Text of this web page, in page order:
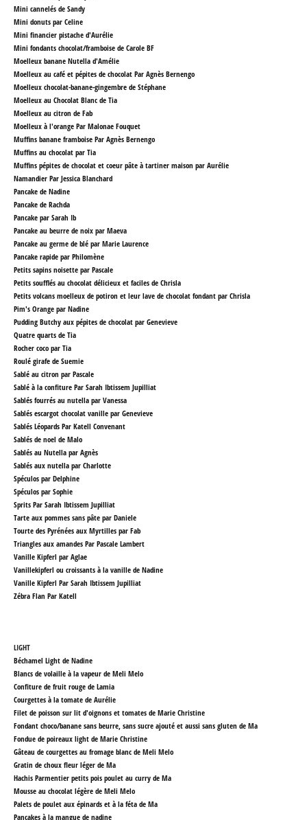
Mini cannelés de Sandy
Mini donuts par Celine
Mini financier pistache d'Aurélie
Mini fondants chocolat/framboise de Carole BF
Moelleux banane Nutella d'Amélie
Moelleux au café et pépites de chocolat Par Agnès Bernengo
Moelleux chocolat-banane-gingembre de Stéphane
Moelleux au Chocolat Blanc de Tia
Moelleux au citron de Fab
Moelleux à l'orange Par Malonae Fouquet
Muffins banane framboise Par Agnès Bernengo
Muffins au chocolat par Tia
Muffins pépites de chocolat et coeur pâte à tartiner maison par Aurélie
Namandier Par Jessica Blanchard
Pancake de Nadine
Pancake de Rachda
Pancake par Sarah Ib
Pancake au beurre de noix par Maeva
Pancake au germe de blé par Marie Laurence
Pancake rapide par Philomène
Petits sapins noisette par Pascale
Petits soufflés au chocolat délicieux et faciles de Chrisla
Petits volcans moelleux de potiron et leur lave de chocolat fondant par Chrisla
Pim's Orange par Nadine
Pudding Butchy aux pépites de chocolat par Genevieve
Quatre quarts de Tia
Rocher coco par Tia
Roulé girafe de Suemie
Sablé au citron par Pascale
Sablé à la confiture Par Sarah Ibtissem Jupilliat
Sablés fourrés au nutella par Vanessa
Sablés escargot chocolat vanille par Genevieve
Sablés Léopards Par Katell Convenant
Sablés de noel de Malo
Sablés au Nutella par Agnès
Sablés aux nutella par Charlotte
Spéculos par Delphine
Spéculos par Sophie
Sprits Par Sarah Ibtissem Jupilliat
Tarte aux pommes sans pâte par Daniele
Tourte des Pyrénées aux Myrtilles par Fab
Triangles aux amandes Par Pascale Lambert
Vanille Kipferl par Aglae
Vanillekipferl ou croissants à la vanille de Nadine
Vanille Kipferl Par Sarah Ibtissem Jupilliat
Zébra Flan Par Katell
LIGHT
Béchamel Light de Nadine
Blancs de volaille à la vapeur de Meli Melo
Confiture de fruit rouge de Lamia
Courgettes à la tomate de Aurélie
Filet de poisson sur lit d'oignons et tomates de Marie Christine
Fondant choco/banane sans beurre, sans sucre ajouté et aussi sans gluten de Ma
Fondue de poireaux light de Marie Christine
Gâteau de courgettes au fromage blanc de Meli Melo
Gratin de choux fleur léger de Ma
Hachis Parmentier petits pois poulet au curry de Ma
Mousse au chocolat légère de Meli Melo
Palets de poulet aux épinards et à la féta de Ma
Pancakes à la mangue de nadine